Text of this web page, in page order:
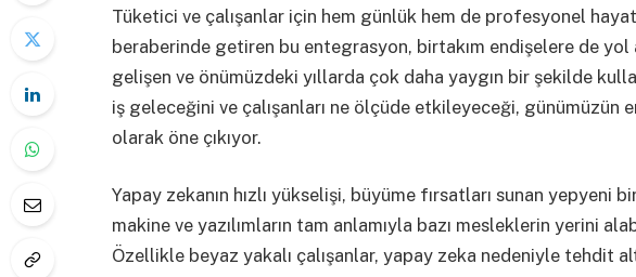
Tüketici ve çalışanlar için hem günlük hem de profesyonel
beraberinde getiren bu entegrasyon, birtakım endişelere de yol
gelişen ve önümüzdeki yıllarda çok daha yaygın bir şekilde
iş geleceğini ve çalışanları ne ölçüde etkileyeceği, günümüzün
olarak öne çıkıyor.
Yapay zekanın hızlı yükselişi, büyüme fırsatları sunan yepyeni
makine ve yazılımların tam anlamıyla bazı mesleklerin yerini
Özellikle beyaz yakalı çalışanlar, yapay zeka nedeniyle tehdit